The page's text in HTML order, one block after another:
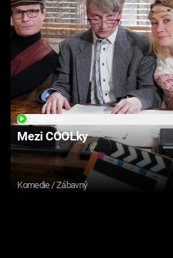
Mezi COOLky
Komedie / Zábavný